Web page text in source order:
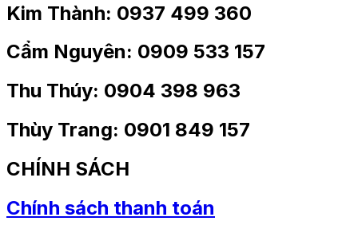
Kim Thành: 0937 499 360
Cẩm Nguyên: 0909 533 157
Thu Thúy: 0904 398 963
Thùy Trang: 0901 849 157
CHÍNH SÁCH
Chính sách thanh toán